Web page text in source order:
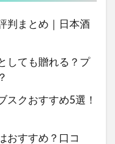
判まとめ｜日本酒
しても贈れる？プ
スクおすすめ5選！
おすすめ？口コ